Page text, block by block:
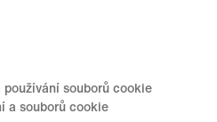
souborů cookie
a souborů cookie